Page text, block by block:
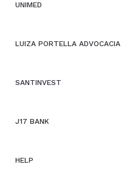
UNIMED
LUIZA PORTELLA ADVOCACIA
SANTINVEST
J17 BANK
HELP